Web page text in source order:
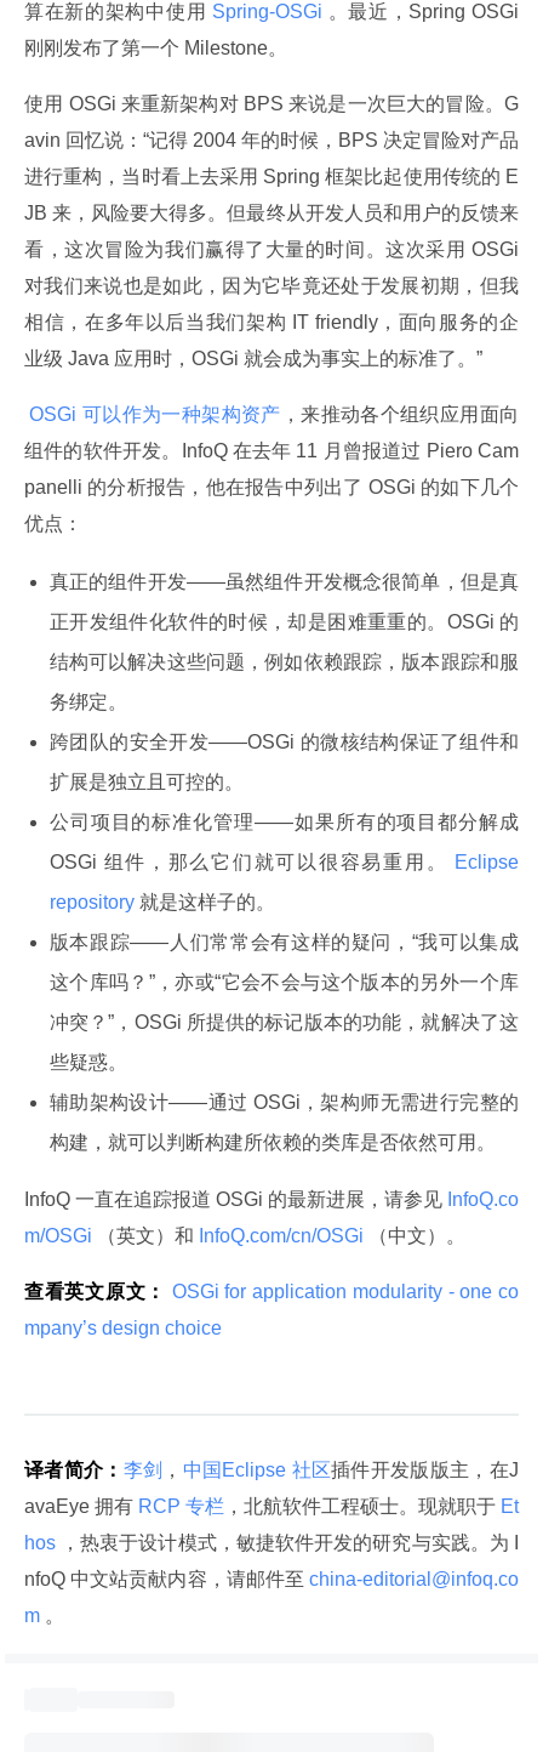
算在新的架构中使用 Spring-OSGi 。最近，Spring OSGi
刚刚发布了第一个 Milestone。
使用 OSGi 来重新架构对 BPS 来说是一次巨大的冒险。G
avin 回忆说：“记得 2004 年的时候，BPS 决定冒险对产品
进行重构，当时看上去采用 Spring 框架比起使用传统的 E
JB 来，风险要大得多。但最终从开发人员和用户的反馈来
看，这次冒险为我们赢得了大量的时间。这次采用 OSGi
对我们来说也是如此，因为它毕竟还处于发展初期，但我
相信，在多年以后当我们架构 IT friendly，面向服务的企
业级 Java 应用时，OSGi 就会成为事实上的标准了。”
OSGi 可以作为一种架构资产 ，来推动各个组织应用面向
组件的软件开发。InfoQ 在去年 11 月曾报道过 Piero Cam
panelli 的分析报告，他在报告中列出了 OSGi 的如下几个
优点：
真正的组件开发——虽然组件开发概念很简单，但是真
正开发组件化软件的时候，却是困难重重的。OSGi 的
结构可以解决这些问题，例如依赖跟踪，版本跟踪和服
务绑定。
跨团队的安全开发——OSGi 的微核结构保证了组件和
扩展是独立且可控的。
公司项目的标准化管理——如果所有的项目都分解成
OSGi 组件，那么它们就可以很容易重用。
Eclipse
repository 就是这样子的。
版本跟踪——人们常常会有这样的疑问，“我可以集成
这个库吗？”，亦或“它会不会与这个版本的另外一个库
冲突？”，OSGi 所提供的标记版本的功能，就解决了这
些疑惑。
辅助架构设计——通过 OSGi，架构师无需进行完整的
构建，就可以判断构建所依赖的类库是否依然可用。
InfoQ 一直在追踪报道 OSGi 的最新进展，请参见 InfoQ.co
m/OSGi
（英文）和 InfoQ.com/cn/OSGi （中文）。
查看英文原文：
OSGi for application modularity - one co
mpany’s design choice
译者简介： 李剑 ， 中国Eclipse 社区插件开发版版主，在J
avaEye 拥有 RCP 专栏 ，北航软件工程硕士。现就职于 Et
hos
，热衷于设计模式，敏捷软件开发的研究与实践。为 I
nfoQ 中文站贡献内容，请邮件至 china-editorial@infoq.co
m 。